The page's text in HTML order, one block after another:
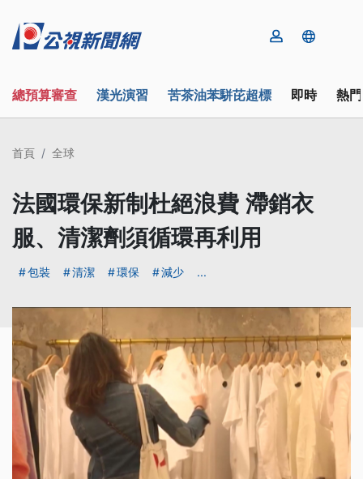
總預算審查 漢光演習 苦茶油苯駢芘超標 即時 熱
首頁 全球
法國環保新制杜絕浪費 滯銷衣
服、清潔劑須循環再利用
包裝 清潔 環保 減少 ...